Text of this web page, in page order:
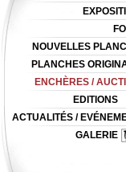
NOUVELLES
PLANCHES
ENCHÈRES /
EDITIONS
ACTUALITÉS /
GALERIE